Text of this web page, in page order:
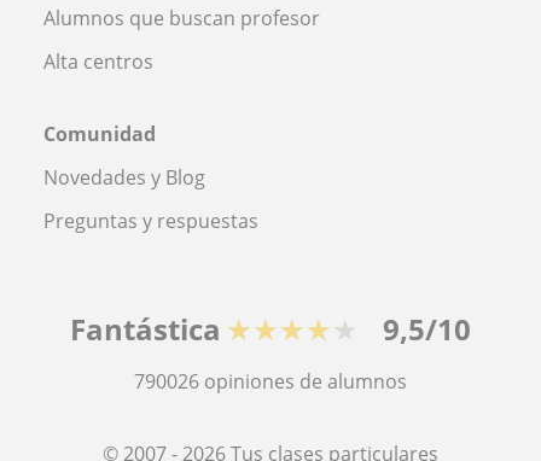
Alumnos que buscan profesor
Alta centros
Comunidad
Novedades y Blog
Preguntas y respuestas
Fantástica ★★★★★ 9,5/10
790026 opiniones de alumnos
© 2007 - 2026 Tus clases particulares